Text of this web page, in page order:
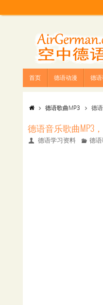
首页 德语动漫 德
德语歌曲MP3 德
德语音乐歌曲MP3，
德语学习资料 德